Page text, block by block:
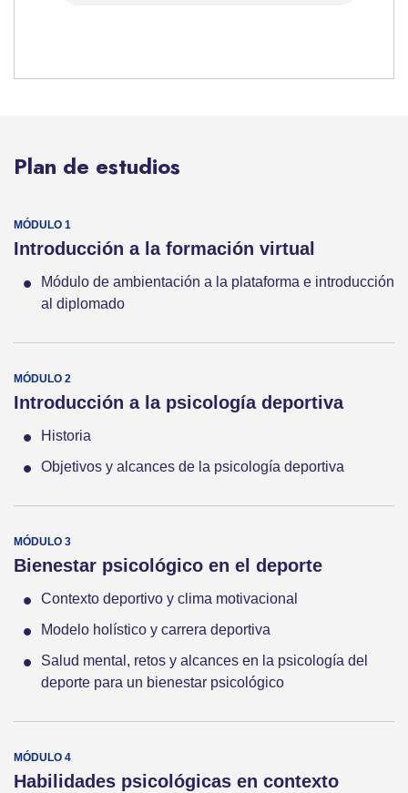
Plan de estudios
Introducción a la formación virtual
Módulo de ambientación a la plataforma e introducción
al diplomado
Introducción a la psicología deportiva
Historia
Objetivos y alcances de la psicología deportiva
Bienestar psicológico en el deporte
Contexto deportivo y clima motivacional
Modelo holístico y carrera deportiva
Salud mental, retos y alcances en la psicología del
deporte para un bienestar psicológico
Habilidades psicológicas en contexto